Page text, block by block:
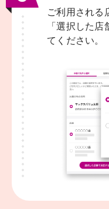
ご利用される
「選択した
てください。